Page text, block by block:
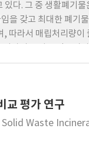
다. 그 중 생활폐기
을 갖고 최대한 폐기
따라서 매립처리량이
, 상대적으로 가볍고
며, 대부분 일반폐기
사하다. 따라서, 여
른 재활용 제품으로
로 재이용하기 위한
기물의 재활용 기준
교 평가 연구
Waste